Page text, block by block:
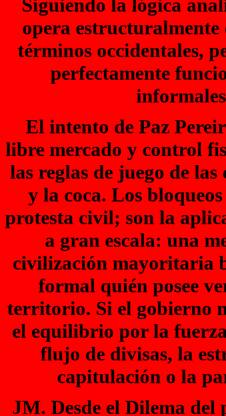
Siguiendo la lógica
opera
términos occidentales,
perfectamente
El intento de Paz
libre mercado y control
las reglas de juego de
y la coca. Los
protesta civil; son la
a gran escala: una
civilización mayoritaria
formal quién posee
territorio. Si el gobierno
el equilibrio por la
flujo de divisas, la
capitulación o la
JM. Desde el Dilema del